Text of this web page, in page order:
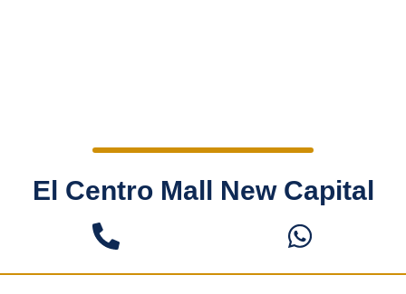
El Centro Mall New Capital